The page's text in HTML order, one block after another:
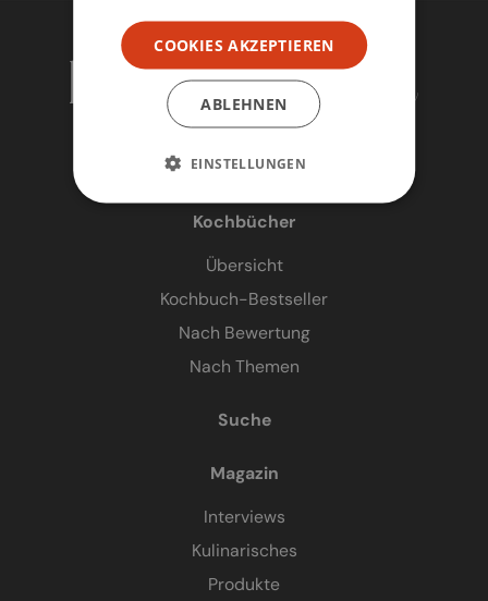
Kochbücher
Übersicht
Kochbuch-Bestseller
Nach Bewertung
Nach Themen
Suche
Magazin
Interviews
Kulinarisches
Produkte
COOKIES AKZEPTIEREN
ABLEHNEN
EINSTELLUNGEN